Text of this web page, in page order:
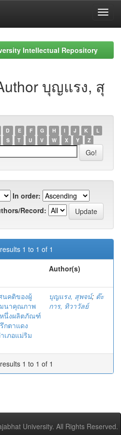
Intellectual Repository
บุญแรง, สุ
D E F G H I J K
L
S T U V W X Y Z
In order:
Record:
1 to 1 of 1
Author(s)
นคติของผู้
นาคุณภาพ
นึ่งผลิตภัณฑ์
กตาแดง
เภอแม่ริม
บุญแรง, สุพจน์; ต๊ะ
การ, ทิวาวัลย์
1 to 1 of 1
University. All Rights Reserved.